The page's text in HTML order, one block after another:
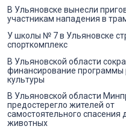
В Ульяновске вынесли
участникам нападения в
У школы № 7 в Ульяновске
спорткомплекс
В Ульяновской области
финансирование программы
культуры
В Ульяновской области
предостерегло жителей от
самостоятельного спасения
животных